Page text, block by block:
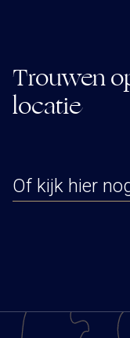
Trouwen
locatie
Of kijk hier